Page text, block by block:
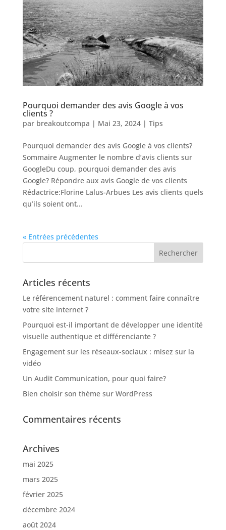
Pourquoi demander des avis Google à vos
clients ?
par breakoutcompa | Mai 23, 2024| Tips
Pourquoi demander des avis Google à vos clients?
Sommaire Augmenter le nombre d’avis clients sur
GoogleDu coup, pourquoi demander des avis
Google? Répondre aux avis Google de vos clients
Rédactrice:Florine Lalus-Arbues Les avis clients quels
qu’ils soient ont...
« Entrées précédentes
Articles récents
Le référencement naturel : comment faire connaître
votre site internet ?
Pourquoi est-il important de développer une identité
visuelle authentique et différenciante ?
Engagement sur les réseaux-sociaux : misez sur la
vidéo
Un Audit Communication, pour quoi faire?
Bien choisir son thème sur WordPress
Commentaires récents
Archives
mai 2025
mars 2025
février 2025
décembre 2024
août 2024